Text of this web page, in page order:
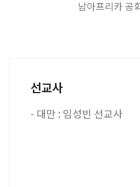
남아프리카 공
선교사
- 대만 : 임성빈 선교사